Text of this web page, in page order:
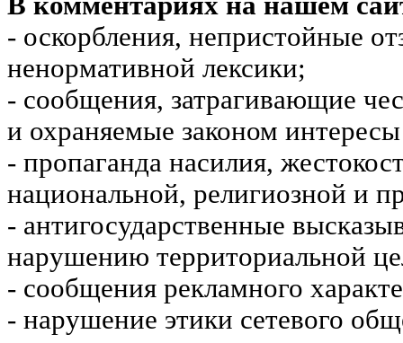
- оскорбления, непристойные
ненормативной лексики;
- сообщения, затрагивающие
и охраняемые законом
- пропаганда насилия,
национальной, религиозной и
- антигосударственные
нарушению территориальной
- сообщения рекламного
- нарушение этики сетевого